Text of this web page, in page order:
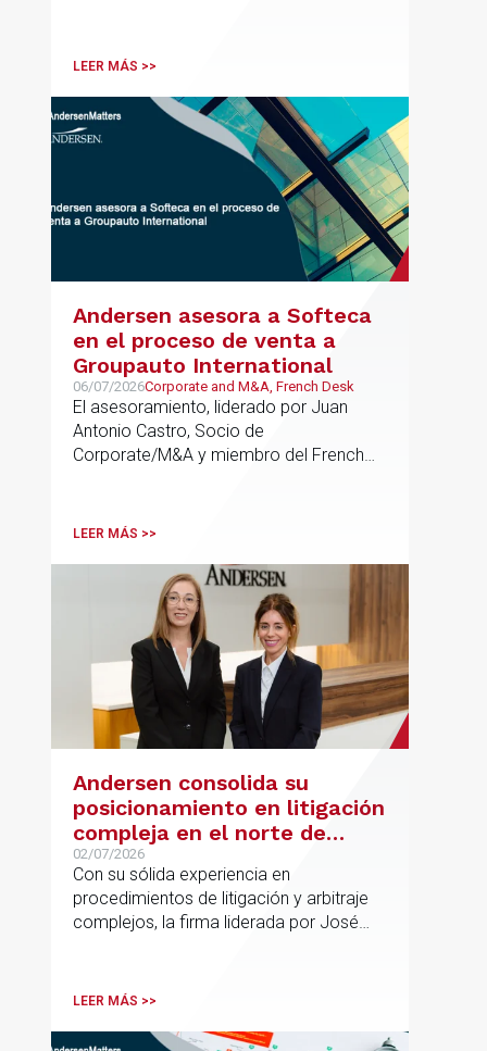
formación del fondo, hasta el primer
LEER MÁS >>
Andersen asesora a Softeca
en el proceso de venta a
Groupauto International
06/07/2026Corporate and M&A, French Desk
El asesoramiento, liderado por Juan
Antonio Castro, Socio de
Corporate/M&A y miembro del French
españolas que combinan los sectores
LEER MÁS >>
Andersen consolida su
posicionamiento en litigación
compleja en el norte de
España con la incorporación
de Rebeca Larena
02/07/2026
Con su sólida experiencia en
procedimientos de litigación y arbitraje
complejos, la firma liderada por José
posicionamiento en asesoramiento
LEER MÁS >>